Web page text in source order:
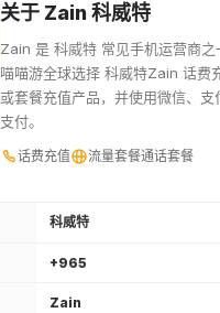
关于 Zain 科威特
Zain 是 科威特 常见手机运营商之
喵喵游全球选择 科威特Zain 话费
或套餐充值产品，并使用微信、支
支付。
话费充值 流量套餐通话套餐
科威特
+965
Zain